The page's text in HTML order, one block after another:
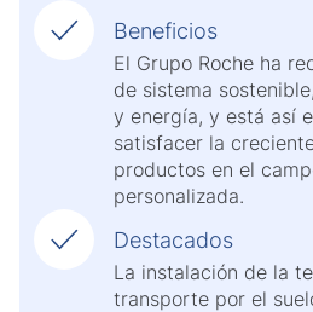
Beneficios
El Grupo Roche ha
de sistema
y energía, y está así
satisfacer la
productos en el
personalizada.
Destacados
La instalación de la
transporte por el